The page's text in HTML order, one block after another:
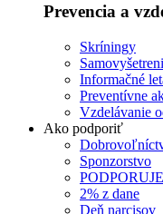
Prevencia a
Skríningy
Informačné
Preventívne
Vzdelávanie
Ako podporiť
Sponzorstvo
2% z dane
Deň narcisov